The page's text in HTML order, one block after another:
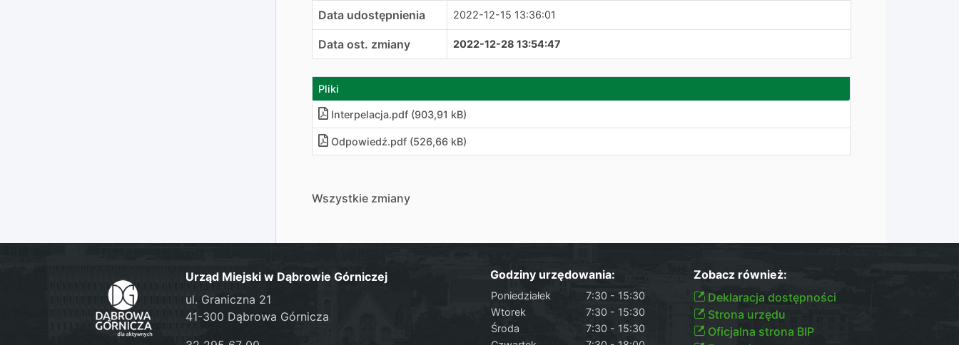
Data udostępnienia 2022-12-15 13:36:01
Data ost. zmiany 2022-12-28 13:54:47
Pliki
Interpelacja.pdf (903,91 kB)
Odpowiedź.pdf (526,66 kB)
Wszystkie zmiany
Urząd Miejski w Dąbrowie Górniczej
ul. Graniczna 21
41-300 Dąbrowa Górnicza
Godziny urzędowania:
Poniedziałek
7:30 - 15:30
Wtorek
7:30 - 15:30
Środa
7:30 - 15:30
Zobacz również:
Deklaracja dostępności
Strona urzędu
Oficjalna strona BIP